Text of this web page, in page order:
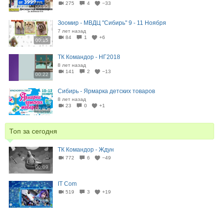
00:15
275
4 −33
00:15
Зоомир - МВДЦ "Сибирь" 9 - 11 Ноября
7 лет назад
84
1 +6
00:22
ТК Командор - НГ2018
8 лет назад
141
2 −13
00:05
Сибирь - Ярмарка детских товаров
8 лет назад
23
0 +1
Топ за сегодня
00:09
ТК Командор - Ждун
772 6 −49
00:15
IT Com
519 3 +19